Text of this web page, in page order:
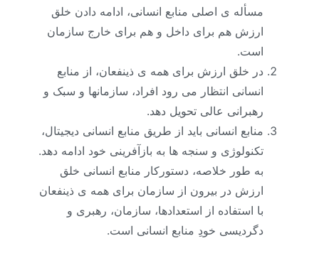
مسأله ­ی اصلی منابع انسانی، ادامه دادن خلق
ارزش هم برای داخل و هم برای خارج سازمان
است.
در خلق ارزش برای همه ­ی ذینفعان، از منابع
انسانی انتظار می­ رود افراد، سازمان­ها و سبک و
رهبرانی عالی تحویل دهد.
منابع ­انسانی باید از طریق منابع ­انسانی دیجیتال،
تکنولوژی و سنجه­ ها به بازآفرینی خود ادامه دهد.
به طور خلاصه، دستورکار منابع انسانی خلق
ارزش در بیرون از سازمان برای همه­ ی ذینفعان
با استفاده از استعدادها، سازمان، رهبری و
دگردیسی خودِ منابع انسانی است.